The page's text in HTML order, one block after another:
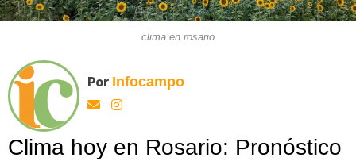
clima en rosario
Por Infocampo
Clima hoy en Rosario: Pronóstico